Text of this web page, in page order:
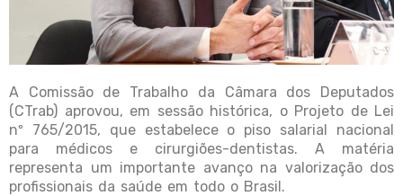
A Comissão de Trabalho da Câmara dos Deputados
(CTrab) aprovou, em sessão histórica, o Projeto de Lei
nº 765/2015, que estabelece o piso salarial nacional
para médicos e cirurgiões-dentistas. A matéria
representa um importante avanço na valorização dos
profissionais da saúde em todo o Brasil.